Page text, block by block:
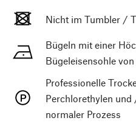
Nicht im Tumbler /
Bügeln mit einer
Bügeleisensohle von
Professionelle
Perchlorethylen
normaler Prozess